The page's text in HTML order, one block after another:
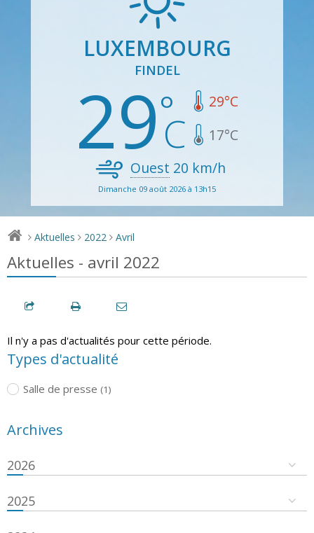
LUXEMBOURG
FINDEL
29 29°C
17°C
Ouest 20 km/h
Dimanche 09 août 2026 à 13h15
> Aktuelles > 2022 > Avril
Aktuelles - avril 2022
Il n'y a pas d'actualités pour cette période.
Types d'actualité
Salle de presse (1)
Archives
2026
2025